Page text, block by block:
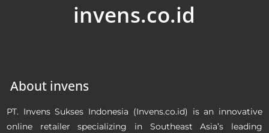
invens.co.id
About invens
PT. Invens Sukses Indonesia (Invens.co.id) is an innovative
online retailer specializing in Southeast Asia’s leading